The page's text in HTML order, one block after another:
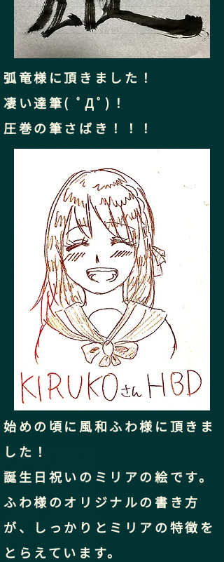
弧竜様に頂きました！
凄い達筆( ﾟДﾟ)！
​圧巻の筆さばき！！！
始めの頃に風和ふわ様に頂きま
した！
誕生日祝いのミリアの絵です。
ふわ様のオリジナルの書き方
が、しっかりとミリアの特徴を
とらえています。